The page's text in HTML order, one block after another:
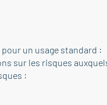
un usage standard :
sur les risques
: